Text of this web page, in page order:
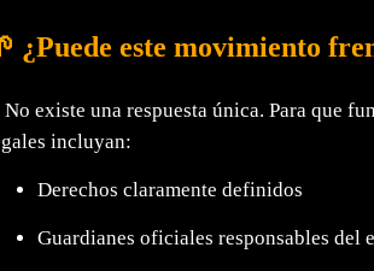
¿Puede este movimiento
No existe una respuesta única. Para que
incluyan:
Derechos claramente definidos
Guardianes oficiales responsables del